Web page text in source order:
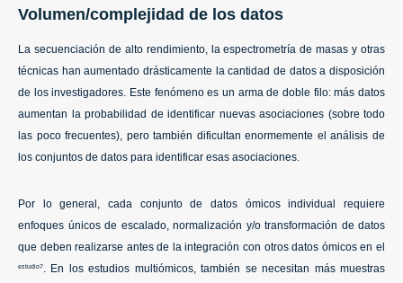
Volumen/complejidad de los datos
La secuenciación de alto rendimiento, la espectrometría de masas y otras
técnicas han aumentado drásticamente la cantidad de datos a disposición
de los investigadores. Este fenómeno es un arma de doble filo: más datos
aumentan la probabilidad de identificar nuevas asociaciones (sobre todo
las poco frecuentes), pero también dificultan enormemente el análisis de
los conjuntos de datos para identificar esas asociaciones.
Por lo general, cada conjunto de datos ómicos individual requiere
enfoques únicos de escalado, normalización y/o transformación de datos
que deben realizarse antes de la integración con otros datos ómicos en el
estudio7. En los estudios multiómicos, también se necesitan más muestras